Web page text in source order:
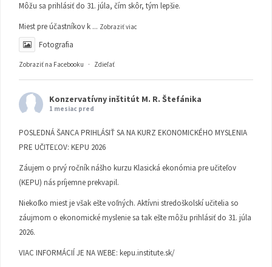
Môžu sa prihlásiť do 31. júla, čím skôr, tým lepšie.
Miest pre účastníkov k ... Zobraziť viac
Fotografia
Zobraziť na Facebooku · Zdieľať
Konzervatívny inštitút M. R. Štefánika
1 mesiac pred
POSLEDNÁ ŠANCA PRIHLÁSIŤ SA NA KURZ EKONOMICKÉHO MYSLENIA
PRE UČITEĽOV: KEPU 2026
Záujem o prvý ročník nášho kurzu Klasická ekonómia pre učiteľov
(KEPU) nás príjemne prekvapil.
Niekoľko miest je však ešte voľných. Aktívni stredoškolskí učitelia so
záujmom o ekonomické myslenie sa tak ešte môžu prihlásiť do 31. júla
2026.
VIAC INFORMÁCIÍ JE NA WEBE: kepu.institute.sk/